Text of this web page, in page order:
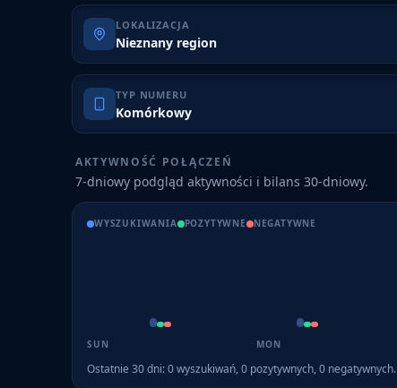
LOKALIZACJA
Nieznany region
TYP NUMERU
Komórkowy
AKTYWNOŚĆ POŁĄCZEŃ
7-dniowy podgląd aktywności i bilans 30-dniowy.
WYSZUKIWANIA POZYTYWNE NEGATYWNE
SUN MON
Ostatnie 30 dni:0wyszukiwań,0 pozytywnych,0 negatywnych.